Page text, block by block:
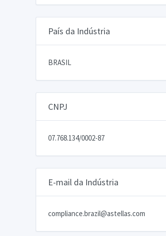
País da Indústria
BRASIL
CNPJ
07.768.134/0002-87
E-mail da Indústria
compliance.brazil@astellas.com